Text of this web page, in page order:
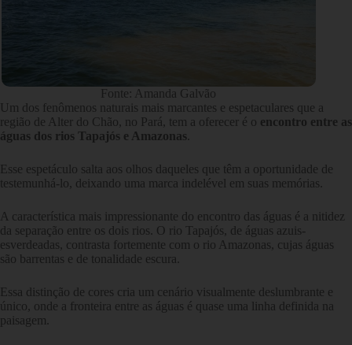
Fonte: Amanda Galvão
Um dos fenômenos naturais mais marcantes e espetaculares que a
região de Alter do Chão, no Pará, tem a oferecer é o encontro entre as
águas dos rios Tapajós e Amazonas
Esse espetáculo salta aos olhos daqueles que têm a oportunidade de
testemunhá-lo, deixando uma marca indelével em suas memórias.
A característica mais impressionante do encontro das águas é a nitidez
da separação entre os dois rios. O rio Tapajós, de águas azuis-
esverdeadas, contrasta fortemente com o rio Amazonas, cujas águas
são barrentas e de tonalidade escura.
Essa distinção de cores cria um cenário visualmente deslumbrante e
único, onde a fronteira entre as águas é quase uma linha definida na
paisagem.